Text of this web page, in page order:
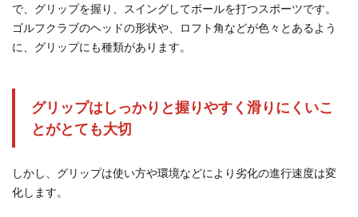
らゴルフを始めようとしている３０代女子の方は
必見です。...
してスコアアップを目指そう
フェアウ...
で、グリップを握り、スイングしてボールを打つスポーツです。
ゴルフクラブのヘッドの形状や、ロフト角などが色々とあるよう
に、グリップにも種類があります。
グリップはしっかりと握りやすく滑りにくいこ
とがとても大切
しかし、グリップは使い方や環境などにより劣化の進行速度は変
化します。